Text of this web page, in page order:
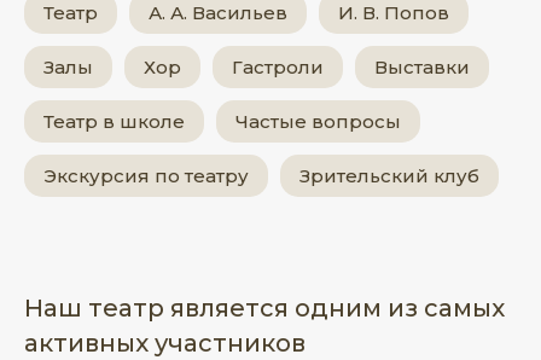
Театр А. А. Васильев И. В. Попов
Залы Хор Гастроли Выставки
Театр в школе Частые вопросы
Экскурсия по театру Зрительский клуб
Наш театр является одним из самых
активных участников